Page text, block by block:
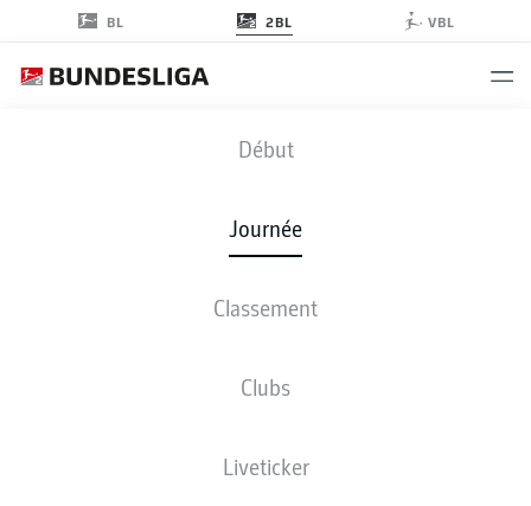
BL 2BL VBL
Début
Journée
Classement
Clubs
Liveticker
SGD - OSN
COMPOSITIONS STATISTIQUES